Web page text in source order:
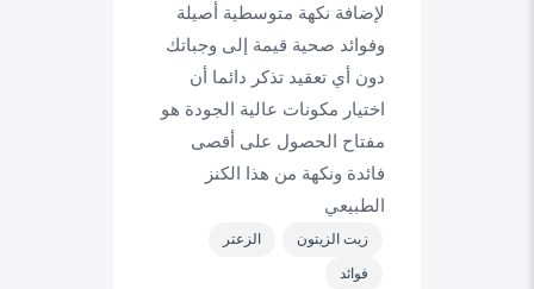
لإضافة نكهة متوسطية أصيلة
وفوائد صحية قيمة إلى وجباتك
دون أي تعقيد تذكر دائما أن
اختيار مكونات عالية الجودة هو
مفتاح الحصول على أقصى
فائدة ونكهة من هذا الكنز
الطبيعي
زيت الزيتون
الزعتر
فوائد